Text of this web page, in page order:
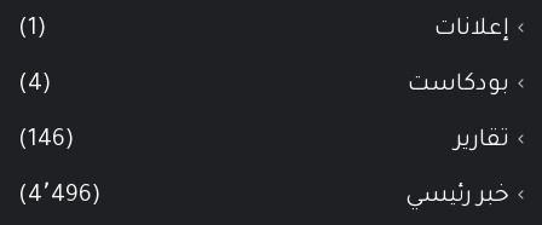
إعلانات (1)
بودكاست (4)
تقارير (146)
خبر رئيسي (4٬496)